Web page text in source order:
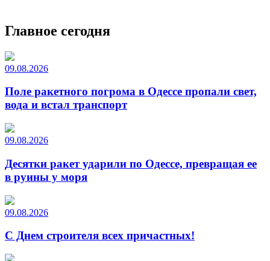
Главное сегодня
09.08.2026
Поле ракетного погрома в Одессе пропали свет,
вода и встал транспорт
09.08.2026
Десятки ракет ударили по Одессе, превращая ее
в руины у моря
09.08.2026
С Днем строителя всех причастных!